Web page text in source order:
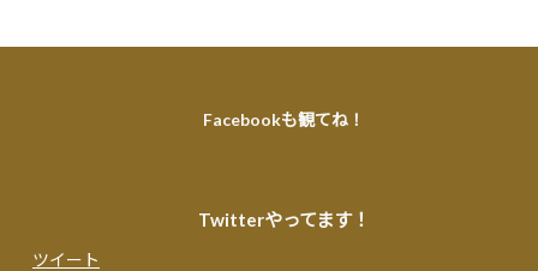
Facebookも観てね！
Twitterやってます！
ツイート